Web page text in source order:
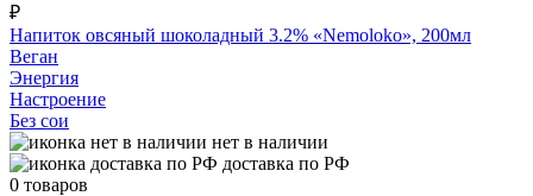
₽
Напиток овсяный шоколадный 3.2% «Nemoloko», 200мл
Веган
Энергия
Настроение
Без сои
нет в наличии
доставка по РФ
0 товаров